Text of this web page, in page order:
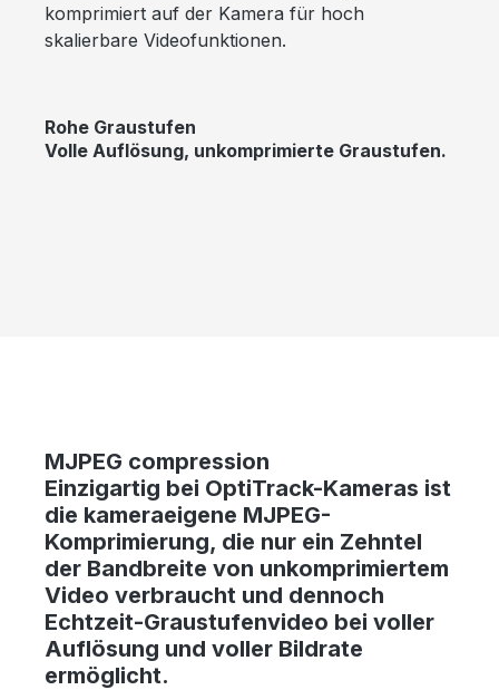
komprimiert auf der Kamera für hoch
skalierbare Videofunktionen.
Rohe Graustufen
Volle Auflösung, unkomprimierte Graustufen.
MJPEG compression
Einzigartig bei OptiTrack-Kameras ist
die kameraeigene MJPEG-
Komprimierung, die nur ein Zehntel
der Bandbreite von unkomprimiertem
Video verbraucht und dennoch
Echtzeit-Graustufenvideo bei voller
Auflösung und voller Bildrate
ermöglicht.